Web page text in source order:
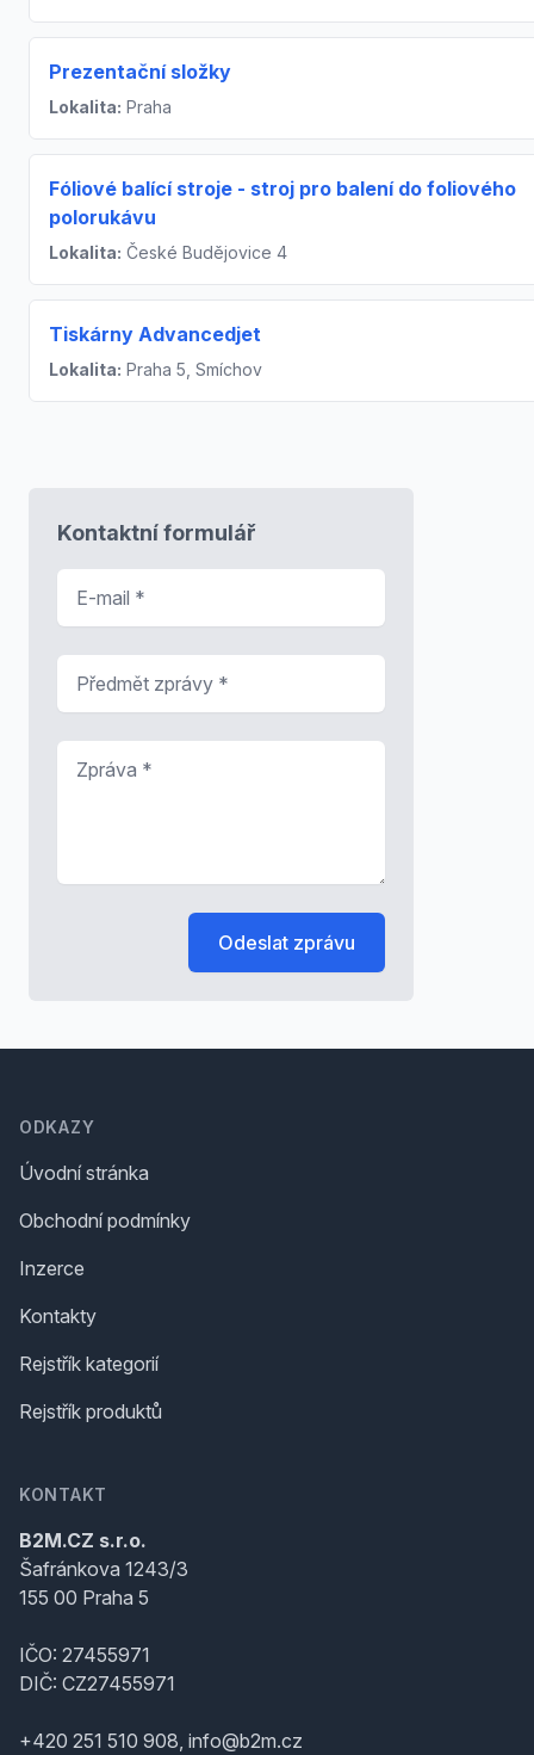
Prezentační složky
Lokalita: Praha
Fóliové balící stroje - stroj pro balení do foliového
polorukávu
Lokalita: České Budějovice 4
Tiskárny Advancedjet
Lokalita: Praha 5, Smíchov
Kontaktní formulář
Odeslat zprávu
ODKAZY
Úvodní stránka
Obchodní podmínky
Inzerce
Kontakty
Rejstřík kategorií
Rejstřík produktů
KONTAKT
B2M.CZ s.r.o.
Šafránkova 1243/3
155 00 Praha 5
IČO: 27455971
DIČ: CZ27455971
+420 251 510 908, info@b2m.cz